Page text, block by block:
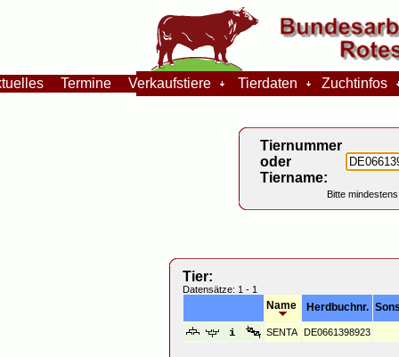
Termine Verkaufstiere Tierdaten Zuchtinfos
Tiernummer
oder
Tiername:
Bitte
Tier:
Datensätze: 1 - 1
Name Herdbuchnr.
SENTA DE0661398923